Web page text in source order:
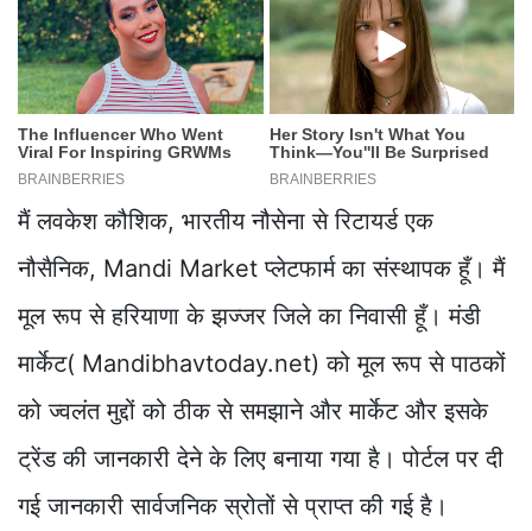
मैं लवकेश कौशिक, भारतीय नौसेना से रिटायर्ड एक
नौसैनिक, Mandi Market प्लेटफार्म का संस्थापक हूँ। मैं
मूल रूप से हरियाणा के झज्जर जिले का निवासी हूँ। मंडी
मार्केट( Mandibhavtoday.net) को मूल रूप से पाठकों
को ज्वलंत मुद्दों को ठीक से समझाने और मार्केट और इसके
ट्रेंड की जानकारी देने के लिए बनाया गया है। पोर्टल पर दी
गई जानकारी सार्वजनिक स्रोतों से प्राप्त की गई है।